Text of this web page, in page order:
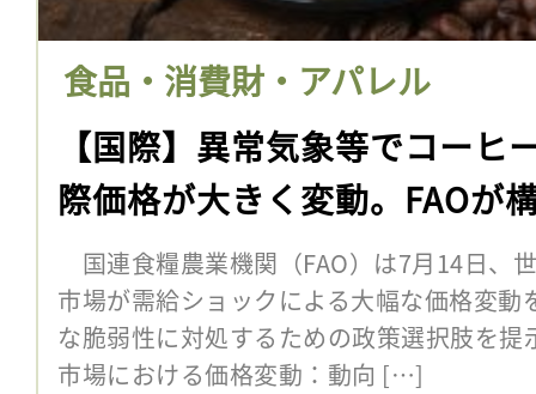
食品・消費財・アパレル
【国際】異常気象等でコーヒ
際価格が大きく変動。FAOが
国連食糧農業機関（FAO）は7月14日、
市場が需給ショックによる大幅な価格変動
な脆弱性に対処するための政策選択肢を
市場における価格変動：動向 […]